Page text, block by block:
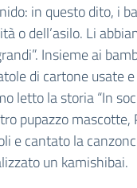
in questo dito, i
o dell’asilo. Li
Insieme ai
di cartone usate
letto la storia “In
pupazzo
e cantato la
un kamishibai.